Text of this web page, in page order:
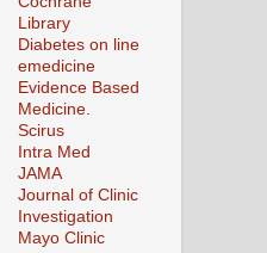
Library
Diabetes on line
emedicine
Evidence Based
Medicine.
Scirus
Intra Med
JAMA
Journal of Clinic
Investigation
Mayo Clinic